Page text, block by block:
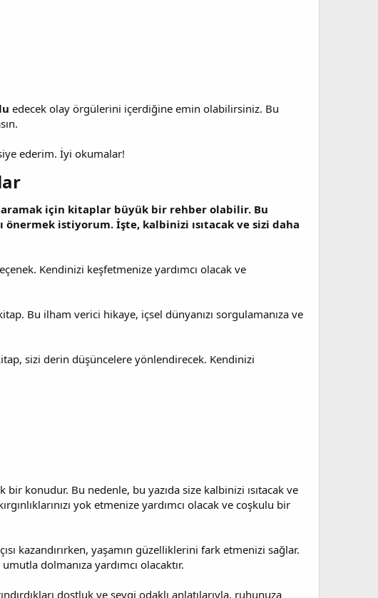
edecek olay örgülerini içerdiğine emin olabilirsiniz. Bu
ederim. İyi okumalar!
için kitaplar büyük bir rehber olabilir. Bu
önermek istiyorum. İşte, kalbinizi ısıtacak ve sizi daha
Kendinizi keşfetmenize yardımcı olacak ve
Bu ilham verici hikaye, içsel dünyanızı sorgulamanıza ve
sizi derin düşüncelere yönlendirecek. Kendinizi
konudur. Bu nedenle, bu yazıda size kalbinizi ısıtacak ve
yok etmenize yardımcı olacak ve coşkulu bir
kazandırırken, yaşamın güzelliklerini fark etmenizi sağlar.
dolmanıza yardımcı olacaktır.
dostluk ve sevgi odaklı anlatılarıyla, ruhunuza